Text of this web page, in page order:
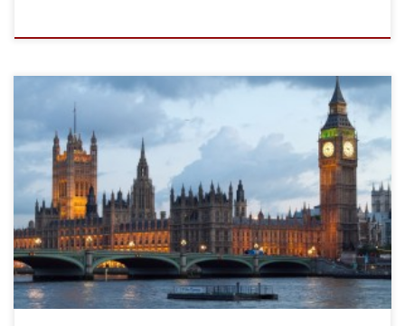
El 7 de mayo el Reino Unido celebrará sus elecciones
parlamentarias. La crisis y el euroescepticismo amenazan con
cambiar las tornas de un país que, desde el propio sistema
electoral, perjudica a las minorías y favorece el bipartidismo.
Conocer las peculiaridades de ese sistema es fundamental para
entender la importancia de […]